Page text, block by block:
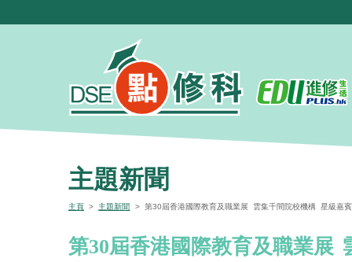
主題新聞
主頁 > 主題新聞 > 第30屆香港國際教育及職業展 雲集千間院校機構 星級嘉
第30屆香港國際教育及職業展